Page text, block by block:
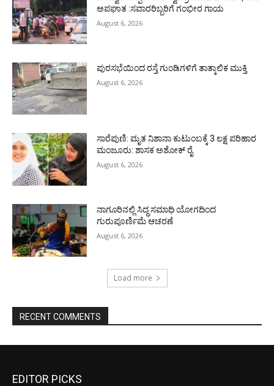
ಅಪಘಾತ :ಸವಾರರಿಬ್ಬರಿಗೆ ಗಂಭೀರ ಗಾಯ
August 6, 2026
ಪುರಸಭೆಯಿಂದ ರಸ್ತೆ ಗುಂಡಿಗಳಿಗೆ ತಾತ್ಕಾಲಿಕ ಮುಕ್ತಿ
August 6, 2026
ಸಾರೆಪುಣಿ: ಮೃತ ನಿಶಾನಾ ಕುಟುಂಬಕ್ಕೆ 3 ಲಕ್ಷ ಪರಿಹಾರ
ಮಂಜೂರು: ಶಾಸಕ ಅಶೋಕ್ ರೈ
August 6, 2026
ನಾಗೂರಿನಲ್ಲಿ ಸಿದ್ಧ ಸಮಾಧಿ ಯೋಗದಿಂದ
ಗುರುಪೂರ್ಣಿಮೆ ಆಚರಣೆ
August 6, 2026
Load more
RECENT COMMENTS
EDITOR PICKS